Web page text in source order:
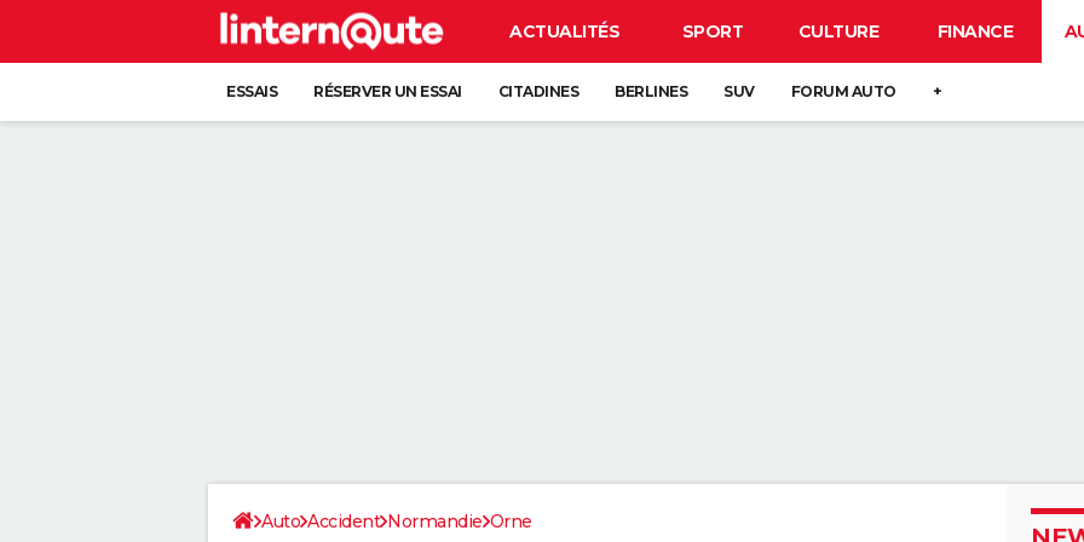
ACTUALITÉS SPORT CULTURE FINANCE
ESSAIS RÉSERVER UN ESSAI CITADINES BERLINES SUV FORUM AUTO +
Auto Accident Normandie Orne